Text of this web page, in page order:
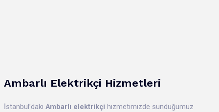
Ambarlı Elektrikçi Hizmetleri
İstanbul’daki Ambarlı elektrikçi hizmetimizde sunduğumuz